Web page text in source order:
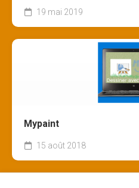
19 mai 2019
Mypaint
15 août 2018